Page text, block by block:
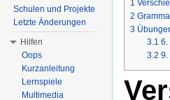
1
2
3
3.1 6.
3.2 9.
Schulen und Projekte
Letzte Änderungen
Hilfen
Oops
Kurzanleitung
Lernspiele
Multimedia